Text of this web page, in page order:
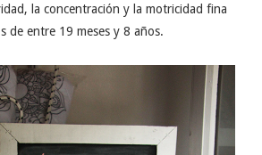
la concentración y la motricidad fina
de entre 19 meses y 8 años.